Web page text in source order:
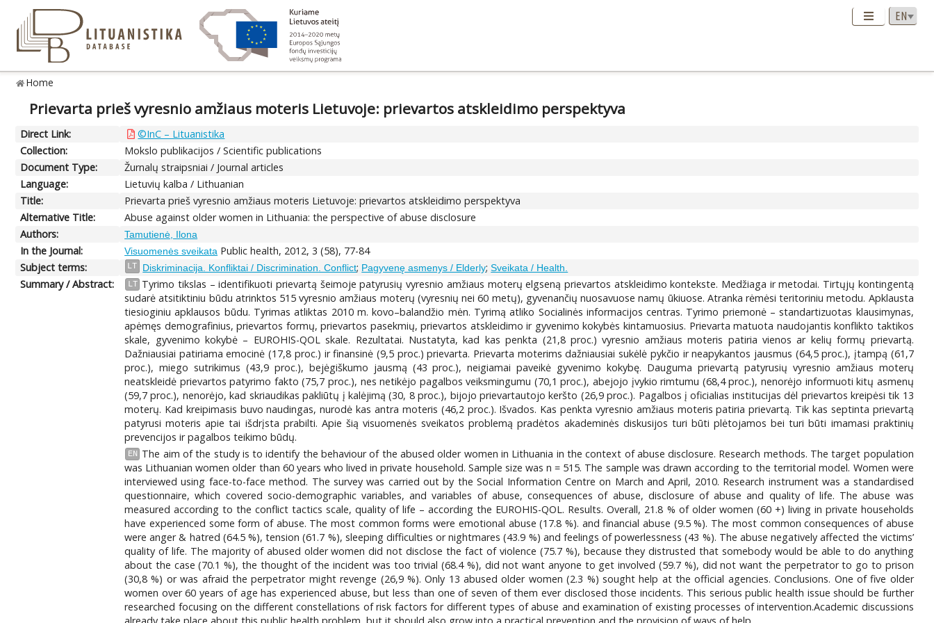
Home
Prievarta prieš vyresnio amžiaus moteris Lietuvoje: prievartos atskleidimo perspektyva
Direct Link:
©InC – Lituanistika
Collection:
Mokslo publikacijos / Scientific publications
Document Type:
Žurnalų straipsniai / Journal articles
Language:
Lietuvių kalba / Lithuanian
Title:
Prievarta prieš vyresnio amžiaus moteris Lietuvoje: prievartos atskleidimo perspektyva
Alternative Title:
Abuse against older women in Lithuania: the perspective of abuse disclosure
Authors:
Tamutienė, Ilona
In the Journal: Visuomenės sveikata Public health, 2012, 3 (58), 77-84
Subject terms:
LT Diskriminacija. Konfliktai / Discrimination. Conflict; Pagyvenę asmenys / Elderly;Sveikata / Health.
Summary / Abstract: LT Tyrimo tikslas – identifikuoti prievartą šeimoje patyrusių vyresnio amžiaus moterų elgseną prievartos atskleidimo kontekste. Medžiaga ir metodai. Tirtųjų kontingentą
sudarė atsitiktiniu būdu atrinktos 515 vyresnio amžiaus moterų (vyresnių nei 60 metų), gyvenančių nuosavuose namų ūkiuose. Atranka rėmėsi teritoriniu metodu. Apklausta
tiesioginiu apklausos būdu. Tyrimas atliktas 2010 m. kovo–balandžio mėn. Tyrimą atliko Socialinės informacijos centras. Tyrimo priemonė – standartizuotas klausimynas,
apėmęs demografinius, prievartos formų, prievartos pasekmių, prievartos atskleidimo ir gyvenimo kokybės kintamuosius. Prievarta matuota naudojantis konflikto taktikos
skale, gyvenimo kokybė – EUROHIS-QOL skale. Rezultatai. Nustatyta, kad kas penkta (21,8 proc.) vyresnio amžiaus moteris patiria vienos ar kelių formų prievartą.
Dažniausiai patiriama emocinė (17,8 proc.) ir finansinė (9,5 proc.) prievarta. Prievarta moterims dažniausiai sukėlė pykčio ir neapykantos jausmus (64,5 proc.), įtampą (61,7
proc.), miego sutrikimus (43,9 proc.), bejėgiškumo jausmą (43 proc.), neigiamai paveikė gyvenimo kokybę. Dauguma prievartą patyrusių vyresnio amžiaus moterų
neatskleidė prievartos patyrimo fakto (75,7 proc.), nes netikėjo pagalbos veiksmingumu (70,1 proc.), abejojo įvykio rimtumu (68,4 proc.), nenorėjo informuoti kitų asmenų
(59,7 proc.), nenorėjo, kad skriaudikas pakliūtų į kalėjimą (30, 8 proc.), bijojo prievartautojo keršto (26,9 proc.). Pagalbos į oficialias institucijas dėl prievartos kreipėsi tik 13
moterų. Kad kreipimasis buvo naudingas, nurodė kas antra moteris (46,2 proc.). Išvados. Kas penkta vyresnio amžiaus moteris patiria prievartą. Tik kas septinta prievartą
patyrusi moteris apie tai išdrįsta prabilti. Apie šią visuomenės sveikatos problemą pradėtos akademinės diskusijos turi būti plėtojamos bei turi būti imamasi praktinių
prevencijos ir pagalbos teikimo būdų.
EN
The aim of the study is to identify the behaviour of the abused older women in Lithuania in the context of abuse disclosure. Research methods. The target population
was Lithuanian women older than 60 years who lived in private household. Sample size was n = 515. The sample was drawn according to the territorial model. Women were
interviewed using face-to-face method. The survey was carried out by the Social Information Centre on March and April, 2010. Research instrument was a standardised
questionnaire, which covered socio-demographic variables, and variables of abuse, consequences of abuse, disclosure of abuse and quality of life. The abuse was
measured according to the conflict tactics scale, quality of life – according the EUROHIS-QOL. Results. Overall, 21.8 % of older women (60 +) living in private households
have experienced some form of abuse. The most common forms were emotional abuse (17.8 %). and financial abuse (9.5 %). The most common consequences of abuse
were anger & hatred (64.5 %), tension (61.7 %), sleeping difficulties or nightmares (43.9 %) and feelings of powerlessness (43 %). The abuse negatively affected the victims’
quality of life. The majority of abused older women did not disclose the fact of violence (75.7 %), because they distrusted that somebody would be able to do anything
about the case (70.1 %), the thought of the incident was too trivial (68.4 %), did not want anyone to get involved (59.7 %), did not want the perpetrator to go to prison
(30,8 %) or was afraid the perpetrator might revenge (26,9 %). Only 13 abused older women (2.3 %) sought help at the official agencies. Conclusions. One of five older
women over 60 years of age has experienced abuse, but less than one of seven of them ever disclosed those incidents. This serious public health issue should be further
researched focusing on the different constellations of risk factors for different types of abuse and examination of existing processes of intervention.Academic discussions